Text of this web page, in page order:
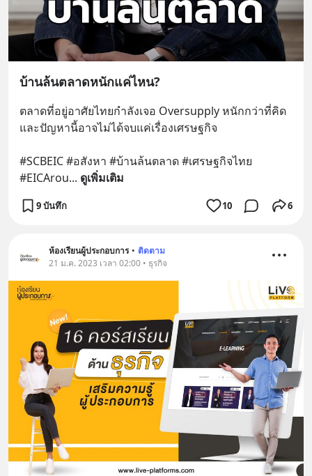
บ้านล้นตลาดหนักแค่ไหน?
ตลาดที่อยู่อาศัยไทยกำลังเจอ Oversupply หนักกว่าที่คิด
และปัญหานี้อาจไม่ได้จบแค่เรื่องเศรษฐกิจ
#SCBEIC #อสังหา #บ้านล้นตลาด #เศรษฐกิจไทย
#EICArou... ดูเพิ่มเติม
9 บันทึก 10 6
ห้องเรียนผู้ประกอบการ • ติดตาม
21 ม.ค. 2023 เวลา 02:00 • ธุรกิจ